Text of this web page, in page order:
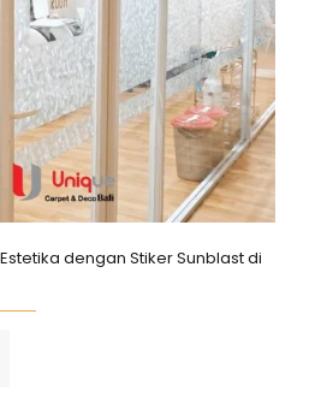
dengan Stiker Sunblast di